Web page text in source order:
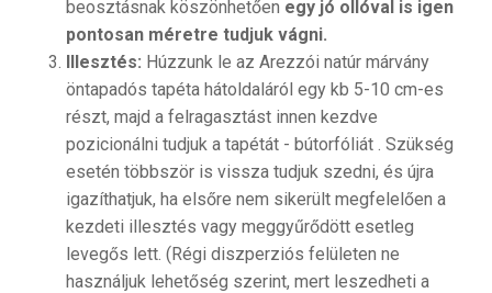
beosztásnak köszönhetően egy jó ollóval is igen
pontosan méretre tudjuk vágni.
Illesztés: Húzzunk le az Arezzói natúr márvány
öntapadós tapéta hátoldaláról egy kb 5-10 cm-es
részt, majd a felragasztást innen kezdve
pozicionálni tudjuk a tapétát - bútorfóliát . Szükség
esetén többször is vissza tudjuk szedni, és újra
igazíthatjuk, ha elsőre nem sikerült megfelelően a
kezdeti illesztés vagy meggyűrődött esetleg
levegős lett. (Régi diszperziós felületen ne
használjuk lehetőség szerint, mert leszedheti a